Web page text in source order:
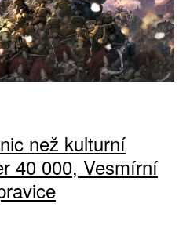
než kulturní
40 000, Vesmírní